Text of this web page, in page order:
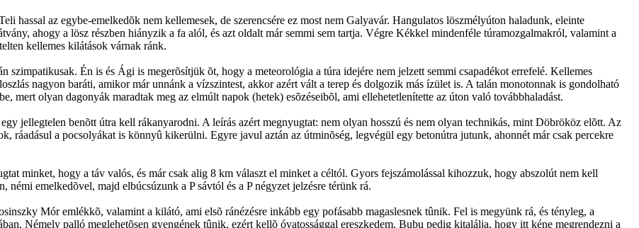
hassal az egybe-emelkedõk nem kellemesek, de szerencsére ez most nem Galyavár. Hangulatos löszmélyúton haladunk, eleinte
ahogy a lösz részben hiányzik a fa alól, és azt oldalt már semmi sem tartja. Végre Kékkel mindenféle túramozgalmakról, valamint a
kellemes kilátások várnak ránk.
Én is és Ági is megerõsítjük õt, hogy a meteorológia a túra idejére nem jelzett semmi csapadékot errefelé. Kellemes
nagyon baráti, amikor már unnánk a vízszintest, akkor azért vált a terep és dolgozik más ízület is. A talán monotonnak is gondolható
mert olyan dagonyák maradtak meg az elmúlt napok (hetek) esõzéseibõl, ami ellehetetlenítette az úton való továbbhaladást.
jellegtelen benõtt útra kell rákanyarodni. A leírás azért megnyugtat: nem olyan hosszú és nem olyan technikás, mint Döbrököz elõtt. Az
ráadásul a pocsolyákat is könnyû kikerülni. Egyre javul aztán az útminõség, legvégül egy betonútra jutunk, ahonnét már csak percekre
minket, hogy a táv valós, és már csak alig 8 km választ el minket a céltól. Gyors fejszámolással kihozzuk, hogy abszolút nem kell
emelkedõvel, majd elbúcsúzunk a P sávtól és a P négyzet jelzésre térünk rá.
Mór emlékkõ, valamint a kilátó, ami elsõ ránézésre inkább egy pofásabb magaslesnek tûnik. Fel is megyünk rá, és tényleg, a
Némely palló meglehetõsen gyengének tûnik, ezért kellõ óvatossággal ereszkedem. Bubu pedig kitalálja, hogy itt kéne megrendezni a